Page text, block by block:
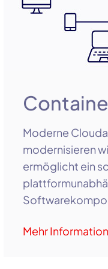
Moderne
modernisieren
ermöglicht ein
Mehr